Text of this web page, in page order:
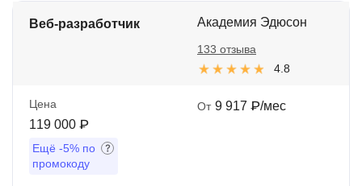
Веб-разработчик Академия Эдюсон
4.8
133 отзыва
Цена
119 000 ₽
Ещё -5% по
промокоду
От 9 917 ₽/мес